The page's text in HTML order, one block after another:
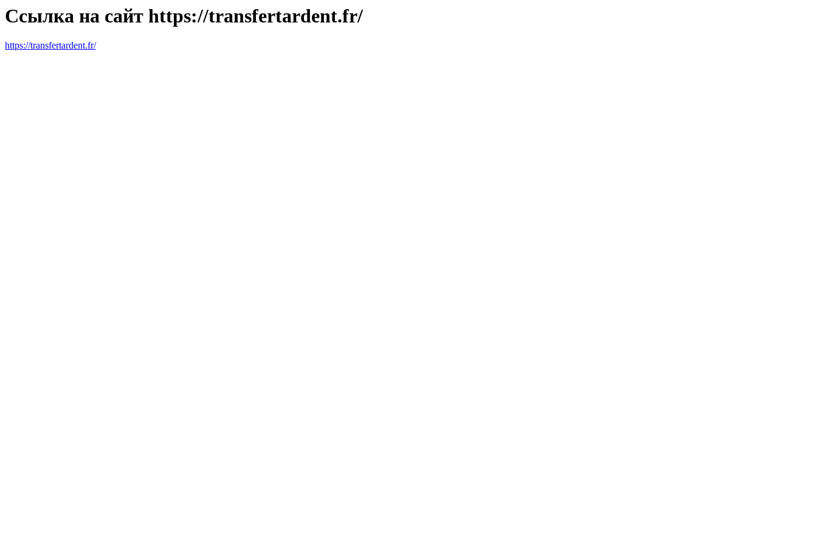
Ссылка на сайт https://transfertardent.fr/
https://transfertardent.fr/